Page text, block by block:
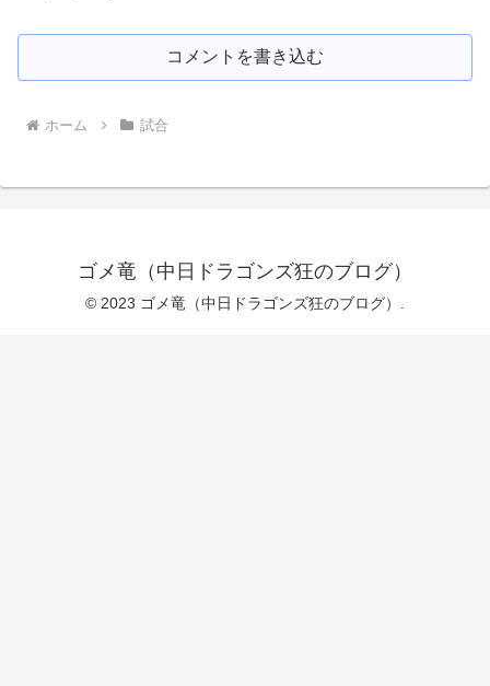
コメントを書き込む
ホーム 試合
ゴメ竜（中日ドラゴンズ狂のブログ）
© 2023 ゴメ竜（中日ドラゴンズ狂のブログ）.